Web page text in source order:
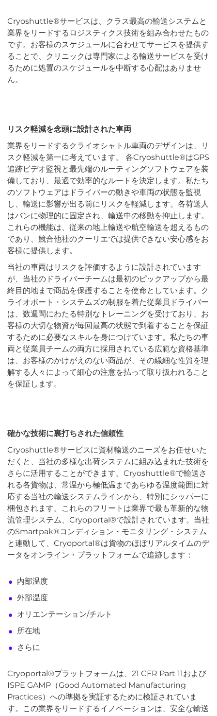
Cryoshuttle®サービスは、クラス最高の輸送システムと
業界をリードするロジスティクス技術を組み合わせたもの
です。お客様のスケジュールに合わせてサービスを提供す
ることで、クリニックは専門家による輸送サービスを受け
るために処置のスケジュールを中断する心配はありませ
ん。
リスク軽減を念頭に設計された車両
業界をリードするクライオシャトル車両のデザインは、リ
スク軽減を第一に考えています。
各Cryoshuttle®はGPS
追跡ビデオ監視と最先端のルーティングソフトウェアを装
備しており、最適で効率的なルートを決定します。私たち
のソフトウェアはドライバーの動きや車両の状態を監視
し、輸送に影響が出る前にリスクを軽減します。各荷送人
はバンに物理的に固定され、輸送中の移動を抑止します。
これらの機能は、従来の地上輸送や航空輸送を超えるもの
であり、競合他社のクーリエでは提供できない安心感をお
客様に提供します。
当社の車両はリスクを評価するように設計されています
が、当社のドライバーチームは最初のピックアップから最
終目的地まで商品を保護することを使命としています。ク
ライオポート・システムズの制服を着た従業員ドライバー
は、数週間にわたる特別なトレーニングを受けており、お
客様の大切な物資が毎回最高の状態で到着することを保証
するために必要なスキルを身につけています。私たちの車
両と従業員チームの両方に採用されている広範な資格基準
は、お客様のかけがえのない商品が、その繊細な性質を理
解する人々によって細心の注意を払って取り扱われること
を保証します。
確かな技術に裏打ちされた信頼性
Cryoshuttle®サービスに資材輸送のニーズをお任せいた
だくと、当社の多様な出荷システムに組み込まれた技術を
さらに活用することができます。Cryoshuttle®で輸送さ
れる各貨物は、常温から極低温まであらゆる温度範囲に対
応する当社の輸送システムラインから、特別にシッパーに
梱包されます。これらのフリートは業界で最も革新的な物
流管理システム、Cryoportal®で設計されています。当社
のSmartpak®コンディション・モニタリング・システム
と連動して、Cryoportal®は貨物のほぼリアルタイムのデ
ータをオンライン・プラットフォームで追跡します：
内部温度
外部温度
オリエンテーション/チルト
所在地
さらに
Cryoportal®プラットフォームは、21 CFR Part 11および
ISPE GAMP（Good Automated Manufacturing
Practices）への準拠を実証するために検証されていま
す。この業界をリードするイノベーションは、安全な輸送